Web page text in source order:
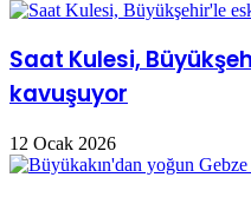
Saat Kulesi,
kavuşuyor
12 Ocak 2026